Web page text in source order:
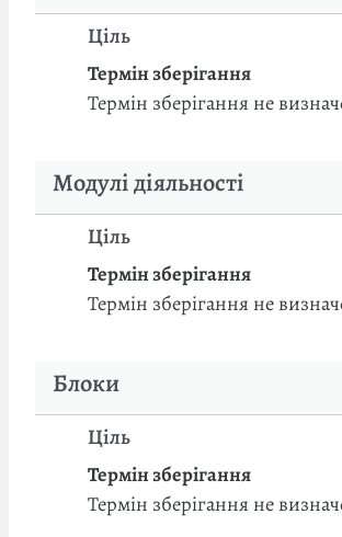
Ціль
Термін зберігання
Термін зберігання не
Модулі діяльності
Ціль
Термін зберігання
Термін зберігання не
Блоки
Ціль
Термін зберігання
Термін зберігання не